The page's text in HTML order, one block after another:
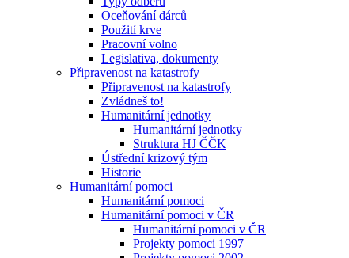
Oceňování dárců
Použití krve
Pracovní volno
Legislativa, dokumenty
Připravenost na katastrofy
Připravenost na katastrofy
Zvládneš to!
Humanitární jednotky
Humanitární jednotky
Struktura HJ ČČK
Ústřední krizový tým
Historie
Humanitární pomoci
Humanitární pomoci
Humanitární pomoci v ČR
Humanitární pomoci v ČR
Projekty pomoci 1997